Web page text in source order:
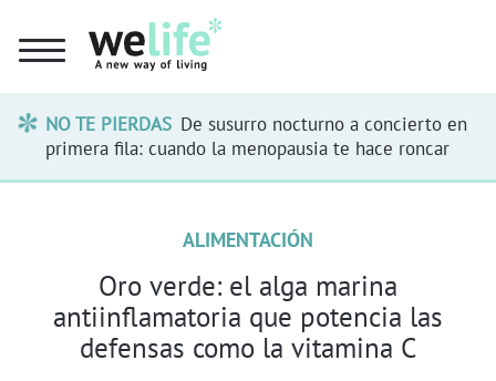
NO TE PIERDAS De susurro nocturno a concierto en
primera fila: cuando la menopausia te hace roncar
ALIMENTACIÓN
Oro verde: el alga marina
antiinflamatoria que potencia las
defensas como la vitamina C